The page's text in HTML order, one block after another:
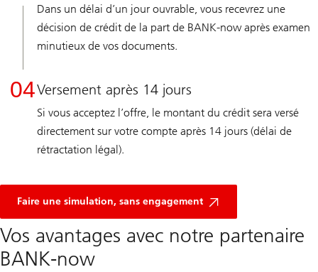
Dans un délai d’un jour ouvrable, vous recevrez une
décision de crédit de la part de BANK-now après examen
minutieux de vos documents.
04Versement après 14 jours
Si vous acceptez l’offre, le montant du crédit sera versé
directement sur votre compte après 14 jours (délai de
rétractation légal).
Faire une simulation, sans engagement
Vos avantages avec notre partenaire
BANK-now